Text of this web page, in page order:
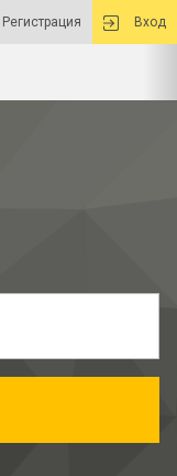
Регистрация Вход